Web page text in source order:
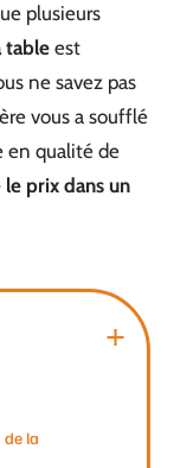
plusieurs
tableest
ne savez pas
vous a soufflé
en qualité de
prix dans un
la